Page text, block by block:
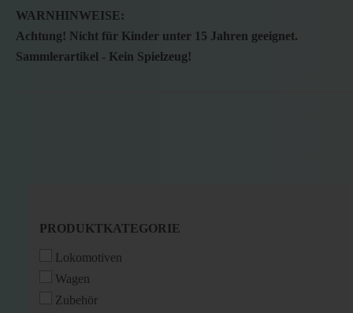
WARNHINWEISE:
Achtung! Nicht für Kinder unter 15 Jahren geeignet.
Sammlerartikel - Kein Spielzeug!
PRODUKTKATEGORIE
PRODUKTKATEGORIE
Lokomotiven
Wagen
Zubehör